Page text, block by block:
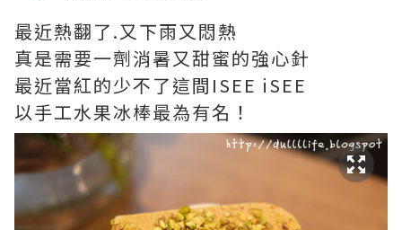
最近熱翻了.又下雨又悶熱
真是需要一劑消暑又甜蜜的強心針
最近當紅的少不了這間ISEE iSEE
以手工水果冰棒最為有名！